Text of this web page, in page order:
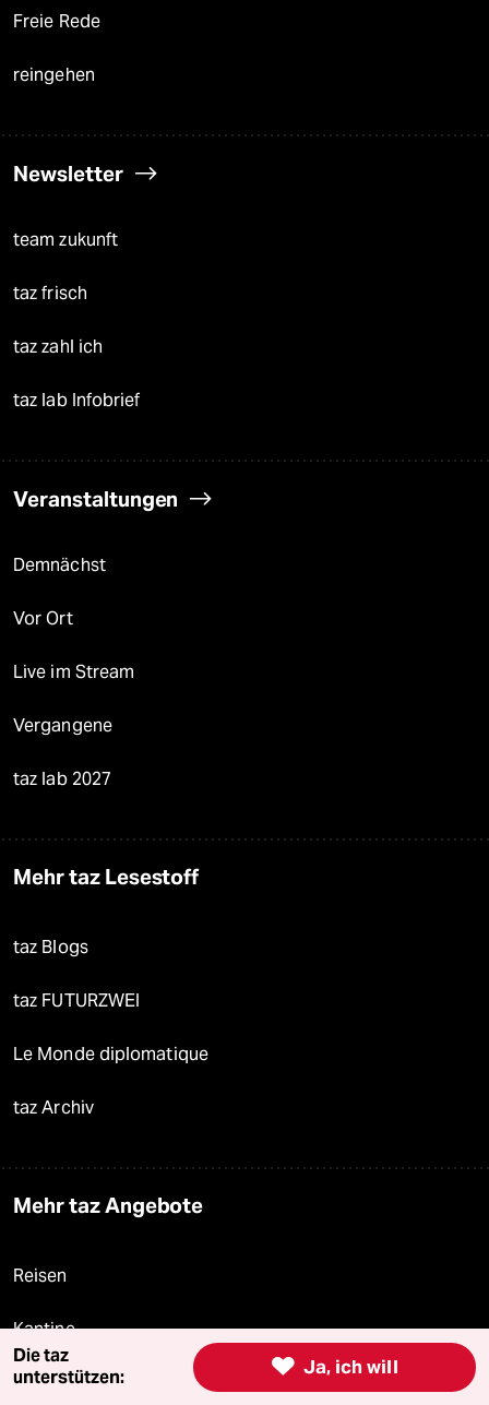
Freie Rede
reingehen
Newsletter
team zukunft
taz frisch
taz zahl ich
taz lab Infobrief
Veranstaltungen
Demnächst
Vor Ort
Live im Stream
Vergangene
taz lab 2027
Mehr taz Lesestoff
taz Blogs
taz FUTURZWEI
Le Monde diplomatique
taz Archiv
Mehr taz Angebote
Reisen
Kantine
Shop
 Ja, ich will
Die taz
unterstützen: